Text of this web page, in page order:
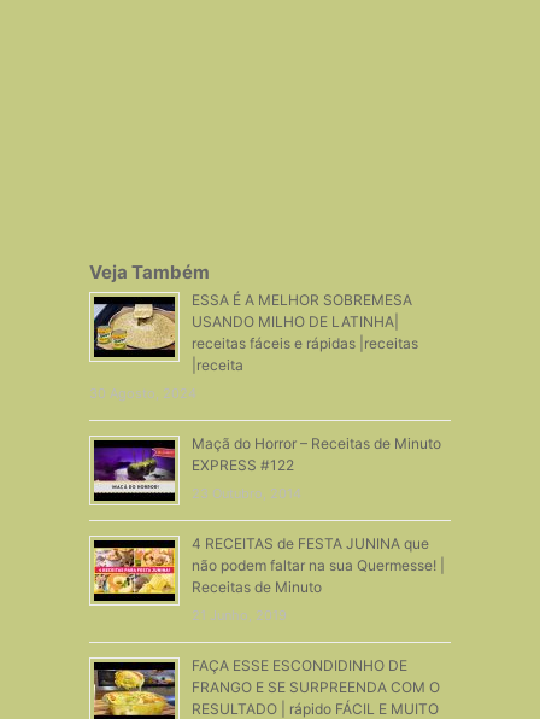
Veja Também
ESSA É A MELHOR SOBREMESA
USANDO MILHO DE LATINHA|
receitas fáceis e rápidas |receitas
|receita
30 Agosto, 2024
Maçã do Horror – Receitas de Minuto
EXPRESS #122
23 Outubro, 2014
4 RECEITAS de FESTA JUNINA que
não podem faltar na sua Quermesse! |
Receitas de Minuto
21 Junho, 2019
FAÇA ESSE ESCONDIDINHO DE
FRANGO E SE SURPREENDA COM O
RESULTADO | rápido FÁCIL E MUITO